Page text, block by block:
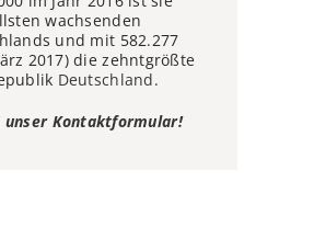
wachsenden
und mit 582.277
2017) die zehntgrößte
Deutschland.
unser Kontaktformular!